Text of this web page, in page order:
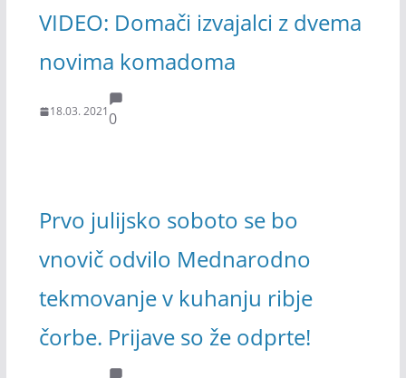
VIDEO: Domači izvajalci z dvema
novima komadoma
18.03. 20210
Prvo julijsko soboto se bo
vnovič odvilo Mednarodno
tekmovanje v kuhanju ribje
čorbe. Prijave so že odprte!